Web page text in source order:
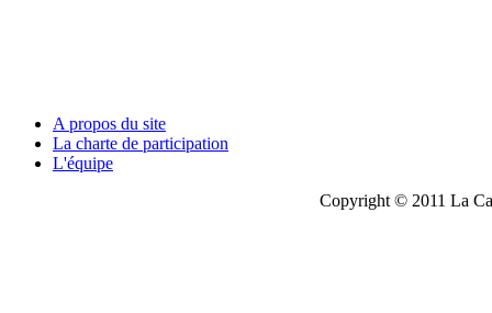
A propos du site
La charte de participation
L'équipe
Copyright © 2011 La